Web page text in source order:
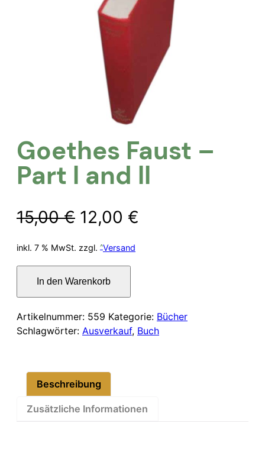
Goethes Faust –
Part l and ll
15,00€ Ursprünglicher
Preis
war:
15,00 €
12,00 €
inkl. 7 % MwSt. zzgl. Versand
Faust
–
Part
l
Menge
In den Warenkorb
Artikelnummer: 559 Kategorie: Bücher
Schlagwörter: Ausverkauf, Buch
Beschreibung
Zusätzliche Informationen